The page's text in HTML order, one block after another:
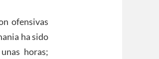
ofensivas
ha sido
horas;